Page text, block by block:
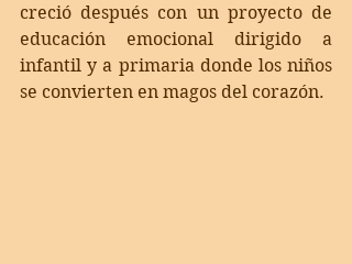
creció después con un proyecto de
educación emocional dirigido a
infantil y a primaria donde los niños
se convierten en magos del corazón.